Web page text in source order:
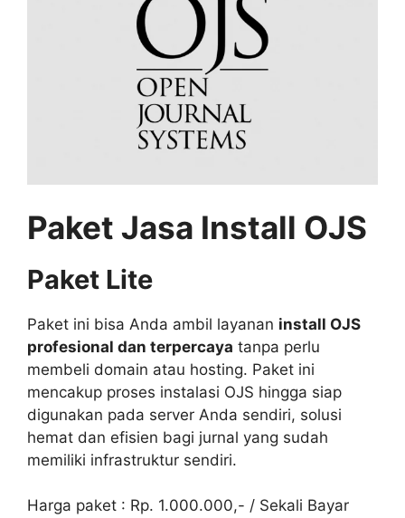
Paket Jasa Install OJS
Paket Lite
Paket ini bisa Anda ambil layanan install OJS
profesional dan terpercaya tanpa perlu
membeli domain atau hosting. Paket ini
mencakup proses instalasi OJS hingga siap
digunakan pada server Anda sendiri, solusi
hemat dan efisien bagi jurnal yang sudah
memiliki infrastruktur sendiri.
Harga paket : Rp. 1.000.000,- / Sekali Bayar